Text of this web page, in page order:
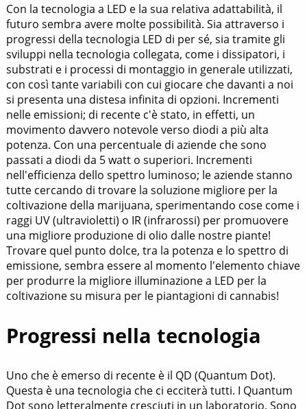
Con la tecnologia a LED e la sua relativa adattabilità, il
futuro sembra avere molte possibilità. Sia attraverso i
progressi della tecnologia LED di per sé, sia tramite gli
sviluppi nella tecnologia collegata, come i dissipatori, i
substrati e i processi di montaggio in generale utilizzati,
con così tante variabili con cui giocare che davanti a noi
si presenta una distesa infinita di opzioni. Incrementi
nelle emissioni; di recente c'è stato, in effetti, un
movimento davvero notevole verso diodi a più alta
potenza. Con una percentuale di aziende che sono
passati a diodi da 5 watt o superiori. Incrementi
nell'efficienza dello spettro luminoso; le aziende stanno
tutte cercando di trovare la soluzione migliore per la
coltivazione della marijuana, sperimentando cose come i
raggi UV (ultravioletti) o IR (infrarossi) per promuovere
una migliore produzione di olio dalle nostre piante!
Trovare quel punto dolce, tra la potenza e lo spettro di
emissione, sembra essere al momento l'elemento chiave
per produrre la migliore illuminazione a LED per la
coltivazione su misura per le piantagioni di cannabis!
Progressi nella tecnologia
Uno che è emerso di recente è il QD (Quantum Dot).
Questa è una tecnologia che ci ecciterà tutti. I Quantum
Dot sono letteralmente cresciuti in un laboratorio. Sono